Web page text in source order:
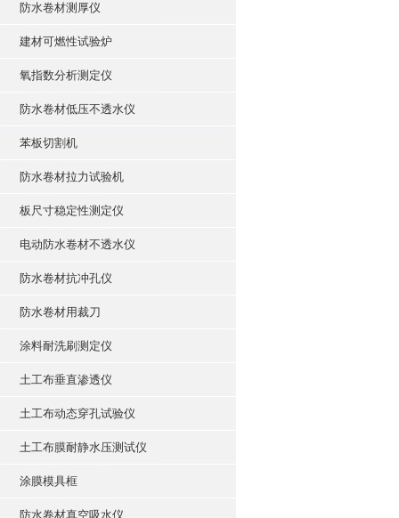
防水卷材测厚仪
建材可燃性试验炉
氧指数分析测定仪
防水卷材低压不透水仪
苯板切割机
防水卷材拉力试验机
板尺寸稳定性测定仪
电动防水卷材不透水仪
防水卷材抗冲孔仪
防水卷材用裁刀
涂料耐洗刷测定仪
土工布垂直渗透仪
土工布动态穿孔试验仪
土工布膜耐静水压测试仪
涂膜模具框
防水卷材真空吸水仪